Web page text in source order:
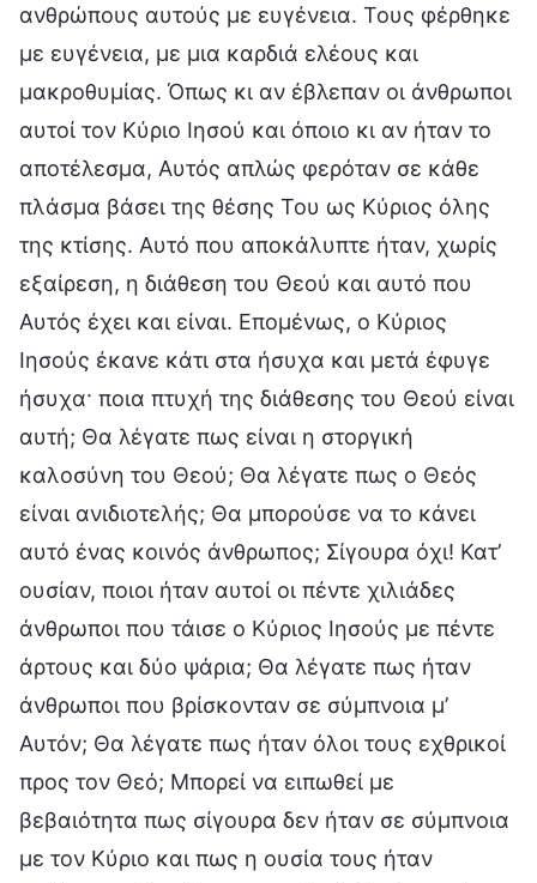
ανθρώπους αυτούς με ευγένεια. Τους φέρθηκε
με ευγένεια, με μια καρδιά ελέους και
μακροθυμίας. Όπως κι αν έβλεπαν οι άνθρωποι
αυτοί τον Κύριο Ιησού και όποιο κι αν ήταν το
αποτέλεσμα, Αυτός απλώς φερόταν σε κάθε
πλάσμα βάσει της θέσης Του ως Κύριος όλης
της κτίσης. Αυτό που αποκάλυπτε ήταν, χωρίς
εξαίρεση, η διάθεση του Θεού και αυτό που
Αυτός έχει και είναι. Επομένως, ο Κύριος
Ιησούς έκανε κάτι στα ήσυχα και μετά έφυγε
ήσυχα· ποια πτυχή της διάθεσης του Θεού είναι
αυτή; Θα λέγατε πως είναι η στοργική
καλοσύνη του Θεού; Θα λέγατε πως ο Θεός
είναι ανιδιοτελής; Θα μπορούσε να το κάνει
αυτό ένας κοινός άνθρωπος; Σίγουρα όχι! Κατ’
ουσίαν, ποιοι ήταν αυτοί οι πέντε χιλιάδες
άνθρωποι που τάισε ο Κύριος Ιησούς με πέντε
άρτους και δύο ψάρια; Θα λέγατε πως ήταν
άνθρωποι που βρίσκονταν σε σύμπνοια μ’
Αυτόν; Θα λέγατε πως ήταν όλοι τους εχθρικοί
προς τον Θεό; Μπορεί να ειπωθεί με
βεβαιότητα πως σίγουρα δεν ήταν σε σύμπνοια
με τον Κύριο και πως η ουσία τους ήταν